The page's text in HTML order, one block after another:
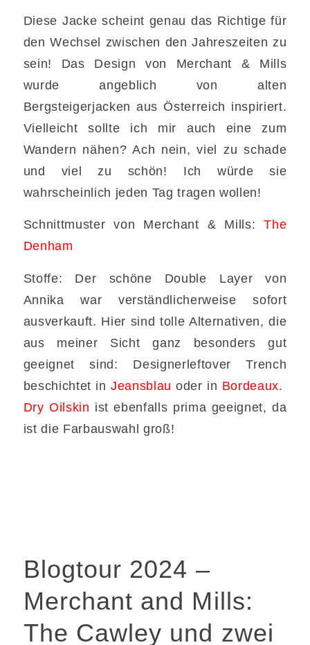
Diese Jacke scheint genau das Richtige für
den Wechsel zwischen den Jahreszeiten zu
sein! Das Design von Merchant & Mills
wurde angeblich von alten
Bergsteigerjacken aus Österreich inspiriert.
Vielleicht sollte ich mir auch eine zum
Wandern nähen? Ach nein, viel zu schade
und viel zu schön! Ich würde sie
wahrscheinlich jeden Tag tragen wollen!
Schnittmuster von Merchant & Mills:The
Denham
Stoffe: Der schöne Double Layer von
Annika war verständlicherweise sofort
ausverkauft. Hier sind tolle Alternativen, die
aus meiner Sicht ganz besonders gut
geeignet sind: Designerleftover Trench
beschichtet in Jeansblau oder in Bordeaux.
Dry Oilskin ist ebenfalls prima geeignet, da
ist die Farbauswahl groß!
Blogtour 2024 –
Merchant and Mills:
The Cawley und zwei